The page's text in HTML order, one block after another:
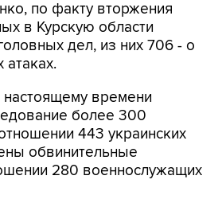
по факту вторжения
в Курскую области
дел, из них 706 - о
атаках.
времени
более 300
443 украинских
обвинительные
280 военнослужащих